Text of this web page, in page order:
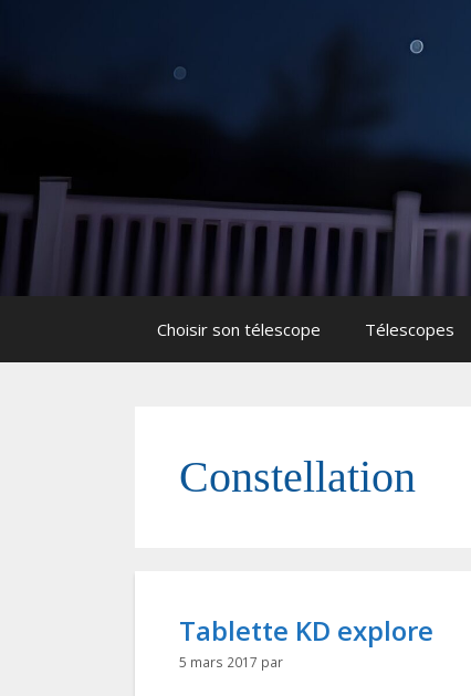
Choisir son télescope Télescopes
Constellation
Tablette KD explore
5 mars 2017 par